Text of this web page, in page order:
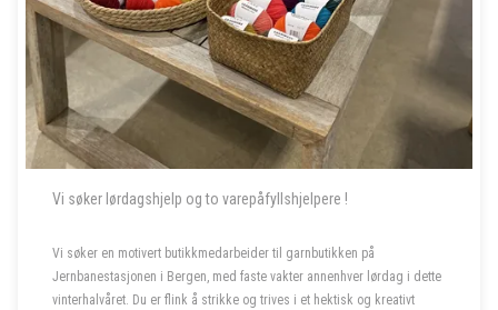
Vi søker lørdagshjelp og to varepåfyllshjelpere !
Vi søker en motivert butikkmedarbeider til garnbutikken på
Jernbanestasjonen i Bergen, med faste vakter annenhver lørdag i dette
vinterhalvåret. Du er flink å strikke og trives i et hektisk og kreativt